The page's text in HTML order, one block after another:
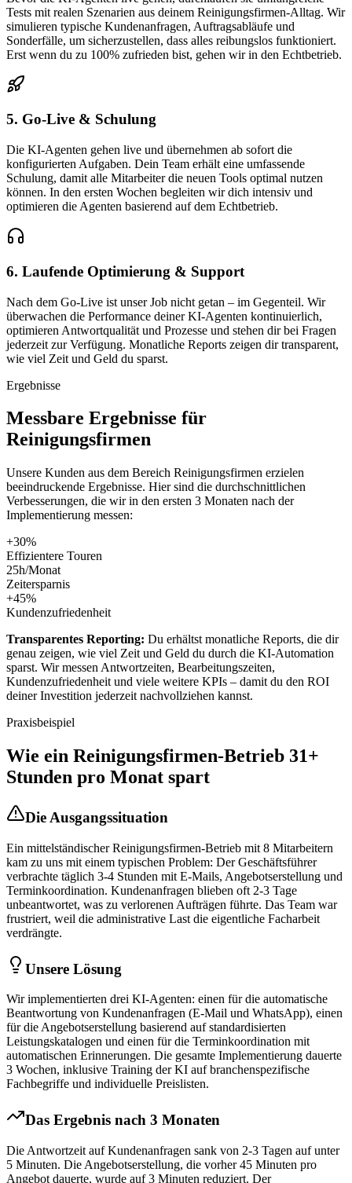
Tests mit realen Szenarien aus deinem Reinigungsfirmen-Alltag. Wir
simulieren typische Kundenanfragen, Auftragsabläufe und
Sonderfälle, um sicherzustellen, dass alles reibungslos funktioniert.
Erst wenn du zu 100% zufrieden bist, gehen wir in den Echtbetrieb.
5. Go-Live & Schulung
Die KI-Agenten gehen live und übernehmen ab sofort die
konfigurierten Aufgaben. Dein Team erhält eine umfassende
Schulung, damit alle Mitarbeiter die neuen Tools optimal nutzen
können. In den ersten Wochen begleiten wir dich intensiv und
optimieren die Agenten basierend auf dem Echtbetrieb.
6. Laufende Optimierung & Support
Nach dem Go-Live ist unser Job nicht getan – im Gegenteil. Wir
überwachen die Performance deiner KI-Agenten kontinuierlich,
optimieren Antwortqualität und Prozesse und stehen dir bei Fragen
jederzeit zur Verfügung. Monatliche Reports zeigen dir transparent,
wie viel Zeit und Geld du sparst.
Ergebnisse
Messbare Ergebnisse für
Reinigungsfirmen
Unsere Kunden aus dem Bereich Reinigungsfirmen erzielen
beeindruckende Ergebnisse. Hier sind die durchschnittlichen
Verbesserungen, die wir in den ersten 3 Monaten nach der
Implementierung messen:
+30%
Effizientere Touren
25h/Monat
Zeitersparnis
+45%
Kundenzufriedenheit
Transparentes Reporting: Du erhältst monatliche Reports, die dir
genau zeigen, wie viel Zeit und Geld du durch die KI-Automation
sparst. Wir messen Antwortzeiten, Bearbeitungszeiten,
Kundenzufriedenheit und viele weitere KPIs – damit du den ROI
deiner Investition jederzeit nachvollziehen kannst.
Praxisbeispiel
Wie ein Reinigungsfirmen-Betrieb 31+
Stunden pro Monat spart
Die Ausgangssituation
Ein mittelständischerReinigungsfirmen-Betrieb mit 8 Mitarbeitern
kam zu uns mit einem typischen Problem: Der Geschäftsführer
verbrachte täglich 3-4 Stunden mit E-Mails, Angebotserstellung und
Terminkoordination. Kundenanfragen blieben oft 2-3 Tage
unbeantwortet, was zu verlorenen Aufträgen führte. Das Team war
frustriert, weil die administrative Last die eigentliche Facharbeit
verdrängte.
Unsere Lösung
Wir implementierten drei KI-Agenten: einen für die automatische
Beantwortung von Kundenanfragen (E-Mail und WhatsApp), einen
für die Angebotserstellung basierend auf standardisierten
Leistungskatalogen und einen für die Terminkoordination mit
automatischen Erinnerungen. Die gesamte Implementierung dauerte
3 Wochen, inklusive Training der KI auf branchenspezifische
Fachbegriffe und individuelle Preislisten.
Das Ergebnis nach 3 Monaten
Die Antwortzeit auf Kundenanfragen sank von 2-3 Tagen auf unter
5 Minuten. Die Angebotserstellung, die vorher 45 Minuten pro
Angebot dauerte, wurde auf 3 Minuten reduziert. Der